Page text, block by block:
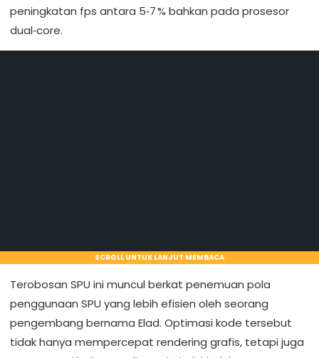
peningkatan fps antara 5‑7 % bahkan pada prosesor
dual‑core.
SCROLL UNTUK LANJUT MEMBACA
Terobosan SPU ini muncul berkat penemuan pola
penggunaan SPU yang lebih efisien oleh seorang
pengembang bernama Elad. Optimasi kode tersebut
tidak hanya mempercepat rendering grafis, tetapi juga